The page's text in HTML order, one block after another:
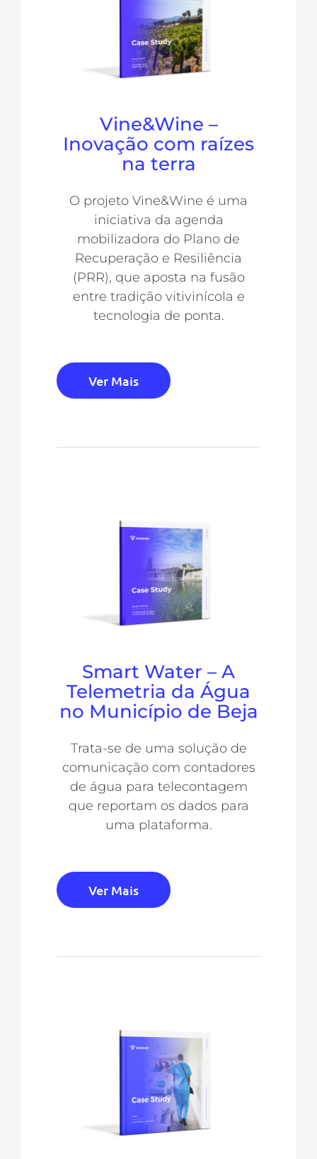
Vine&Wine –
Inovação com raízes
na terra
O projeto Vine&Wine é uma
iniciativa da agenda
mobilizadora do Plano de
Recuperação e Resiliência
(PRR), que aposta na fusão
entre tradição vitivinícola e
tecnologia de ponta.
Ver Mais
Smart Water – A
Telemetria da Água
no Município de Beja
Trata-se de uma solução de
comunicação com contadores
de água para telecontagem
que reportam os dados para
uma plataforma.
Ver Mais